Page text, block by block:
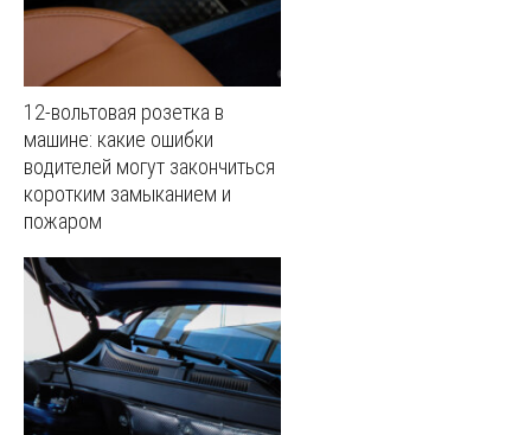
12-вольтовая розетка в
машине: какие ошибки
водителей могут закончиться
коротким замыканием и
пожаром